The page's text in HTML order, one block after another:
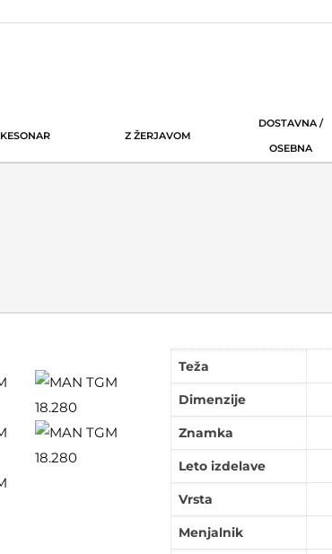
KESONAR Z ŽERJAVOM
DOSTAVNA /
OSEBNA
Teža
Dimenzije
Znamka
Leto izdelave
Vrsta
Menjalnik